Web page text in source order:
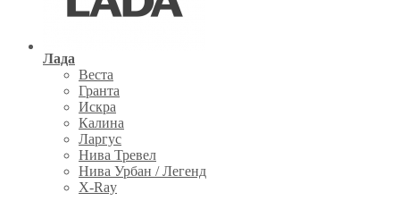
Лада
Веста
Гранта
Искра
Калина
Ларгус
Нива Тревел
Нива Урбан / Легенд
X-Ray